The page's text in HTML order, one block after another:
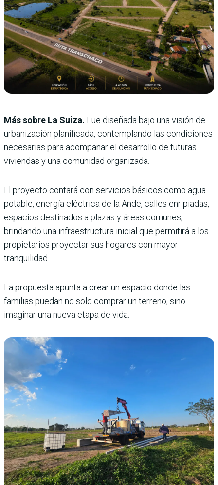
Más sobre La Suiza. Fue diseñada bajo una visión de
urbanización planificada, contemplando las condiciones
necesarias para acompañar el desarrollo de futuras
viviendas y una comunidad organizada.
El proyecto contará con servicios básicos como agua
potable, energía eléctrica de la Ande, calles enripiadas,
espacios destinados a plazas y áreas comunes,
brindando una infraestructura inicial que permitirá a los
propietarios proyectar sus hogares con mayor
tranquilidad.
La propuesta apunta a crear un espacio donde las
familias puedan no solo comprar un terreno, sino
imaginar una nueva etapa de vida.